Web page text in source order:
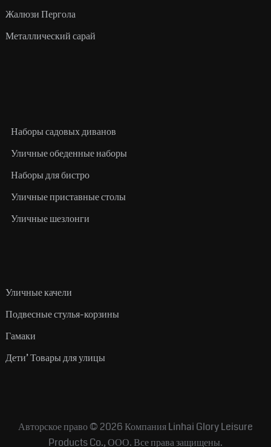
Жалюзи Пергола
Металлический сарай
Наборы садовых диванов
Уличные обеденные наборы
Наборы для бистро
Уличные приставные столы
Уличные шезлонги
Уличные качели
Подвесные стулья-корзины
Гамаки
Дети’ Товары для улицы
Авторское право © 2026Компания Linhai Glory Leisure
Products Co., ООО.Все права защищены.